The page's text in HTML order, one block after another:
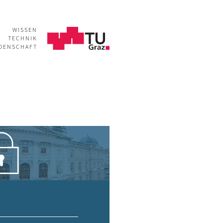
WISSEN
TECHNIK